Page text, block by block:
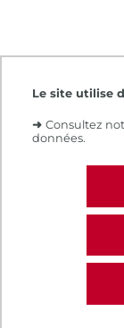
Le site utilise
➜ Consultez
données.